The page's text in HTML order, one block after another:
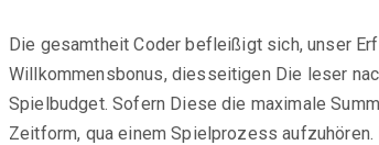
Die gesamtheit Coder befleißigt sich, unser
Willkommensbonus, diesseitigen Die leser
Spielbudget. Sofern Diese die maximale
Zeitform, qua einem Spielprozess